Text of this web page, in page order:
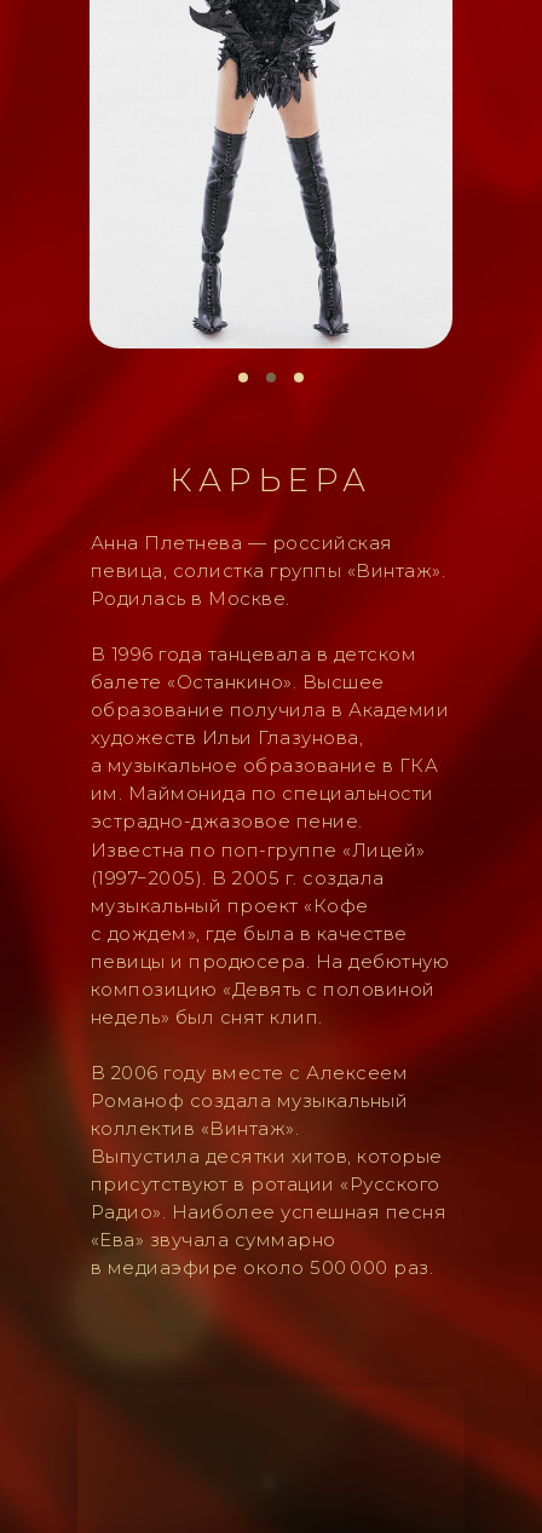
КАРЬЕРА
Анна Плетнева — российская
певица, солистка группы «Винтаж».
Родилась в Москве.
В 1996 года танцевала в детском
балете «Останкино». Высшее
образование получила в Академии
художеств Ильи Глазунова,
а музыкальное образование в ГКА
им. Маймонида по специальности
эстрадно-джазовое пение.
Известна по поп-группе «Лицей»
(1997−2005). В 2005 г. создала
музыкальный проект «Кофе
с дождем», где была в качестве
певицы и продюсера. На дебютную
композицию «Девять с половиной
недель» был снят клип.
В 2006 году вместе с Алексеем
Романоф создала музыкальный
коллектив «Винтаж».
Выпустила десятки хитов, которые
присутствуют в ротации «Русского
Радио». Наиболее успешная песня
«Ева» звучала суммарно
в медиаэфире около 500 000 раз.